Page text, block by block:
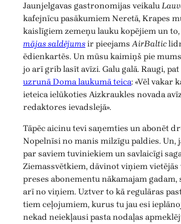
Jaunjelgavas gastronomijas veikalu
kafejnīcu pasākumiem Neretā, Krapes
kaislīgiem zemeņu lauku kopējiem un
mājas saldējumsir pieejamsAirBaltic
ēdienkartēs. Un mūsu kaimiņš pie
jo arī grib lasīt avīzi. Galu galā. Raugi,
uzrunā Doma laukumā teica: «Vēl vakar
ieteica ielūkoties Aizkraukles novada
redaktores ievadslejā».
Tāpēc aicinu tevi saņemties un abonēt
Nopelnīsi no manis milzīgu paldies. Un,
par saviem tuviniekiem un savlaicīgi
Ziemassvētkiem, dāvinot viņiem vietējās
preses abonementu nākamajam gadam,
arī no viņiem. Uztver to kā regulāras
tiem ceļojumiem, kurus tu jau esi
nekad neiekļausi pasta nodaļas